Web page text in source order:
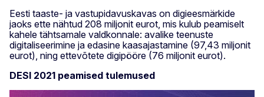
Eesti taaste- ja vastupidavuskavas on digieesmärkide
jaoks ette nähtud 208 miljonit eurot, mis kulub peamiselt
kahele tähtsamale valdkonnale: avalike teenuste
digitaliseerimine ja edasine kaasajastamine (97,43 miljonit
eurot), ning ettevõtete digipööre (76 miljonit eurot).
DESI 2021 peamised tulemused